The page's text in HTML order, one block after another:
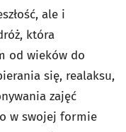
ale i
która
od wieków do
się, realaksu,
zajęć
w swojej formie